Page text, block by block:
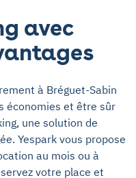
avec
à Bréguet-Sabin
économies et être sûr
une solution de
Yespark vous propose
au mois ou à
votre place et